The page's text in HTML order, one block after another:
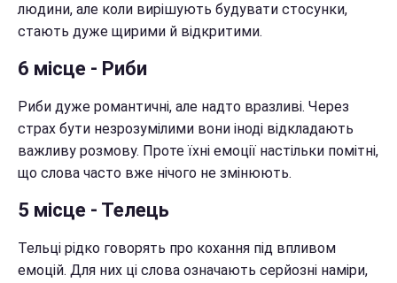
людини, але коли вирішують будувати стосунки,
стають дуже щирими й відкритими.
6 місце - Риби
Риби дуже романтичні, але надто вразливі. Через
страх бути незрозумілими вони іноді відкладають
важливу розмову. Проте їхні емоції настільки помітні,
що слова часто вже нічого не змінюють.
5 місце - Телець
Тельці рідко говорять про кохання під впливом
емоцій. Для них ці слова означають серйозні наміри,